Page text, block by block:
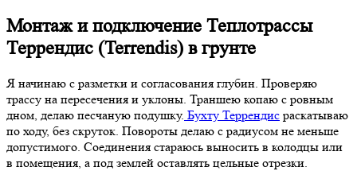
Монтаж и подключение Теплотрассы
Террендис (Terrendis) в грунте
Я начинаю с разметки и согласования глубин. Проверяю
трассу на пересечения и уклоны. Траншею копаю с ровным
дном, делаю песчаную подушку. Бухту Террендис раскатываю
по ходу, без скруток. Повороты делаю с радиусом не меньше
допустимого. Соединения стараюсь выносить в колодцы или
в помещения, а под землей оставлять цельные отрезки.